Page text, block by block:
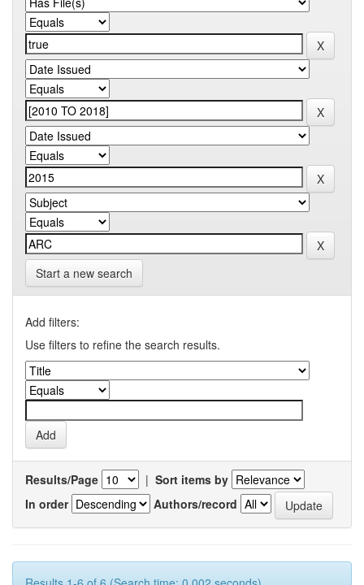
Start a new search
Add filters:
Use filters to refine the search results.
Results/Page | Sort items by
In order
Authors/record